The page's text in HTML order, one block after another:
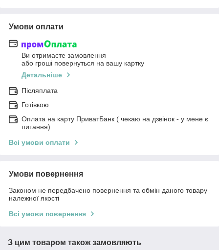
Умови оплати
Ви отримаєте замовлення
або гроші повернуться на вашу картку
Детальніше
Післяплата
Готівкою
Оплата на карту ПриватБанк ( чекаю на дзвінок - у мене є
питання)
Всі умови оплати
Умови повернення
Законом не передбачено повернення та обмін даного товару
належної якості
Всі умови повернення
З цим товаром також замовляють